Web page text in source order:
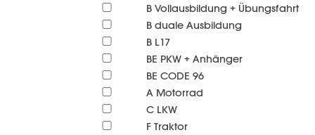
B Vollausbildung + Übungsfahrt
B duale Ausbildung
B L17
BE PKW + Anhänger
BE CODE 96
A Motorrad
C LKW
F Traktor